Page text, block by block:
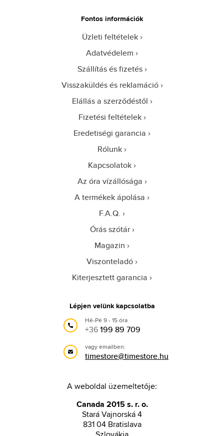
Fontos információk
Üzleti feltételek
Adatvédelem
Szállítás és fizetés
Visszaküldés és reklamáció
Elállás a szerződéstől
Fizetési feltételek
Eredetiségi garancia
Rólunk
Kapcsolatok
Az óra vízállósága
A termékek ápolása
F.A.Q.
Órás szótár
Magazin
Viszonteladó
Kiterjesztett garancia
Lépjen velünk kapcsolatba
Hé-Pé 9 - 15 óra
+36199 89 709
vagy emailben:
timestore@timestore.hu
A weboldal üzemeltetője:
Canada 2015 s. r. o.
Stará Vajnorská 4
831 04 Bratislava